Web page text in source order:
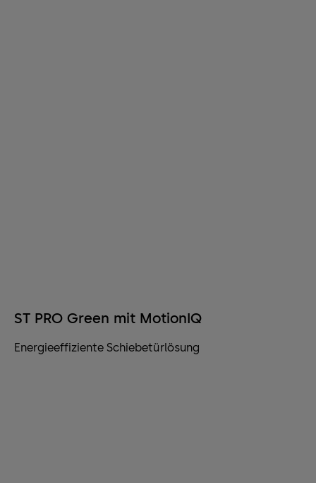
ST PRO Green mit MotionIQ
Energieeffiziente Schiebetürlösung